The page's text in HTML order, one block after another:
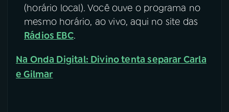
(horário local). Você ouve o programa no
mesmo horário, ao vivo, aqui no site das
Rádios EBC.
Na Onda Digital: Divino tenta separar Carla
e Gilmar